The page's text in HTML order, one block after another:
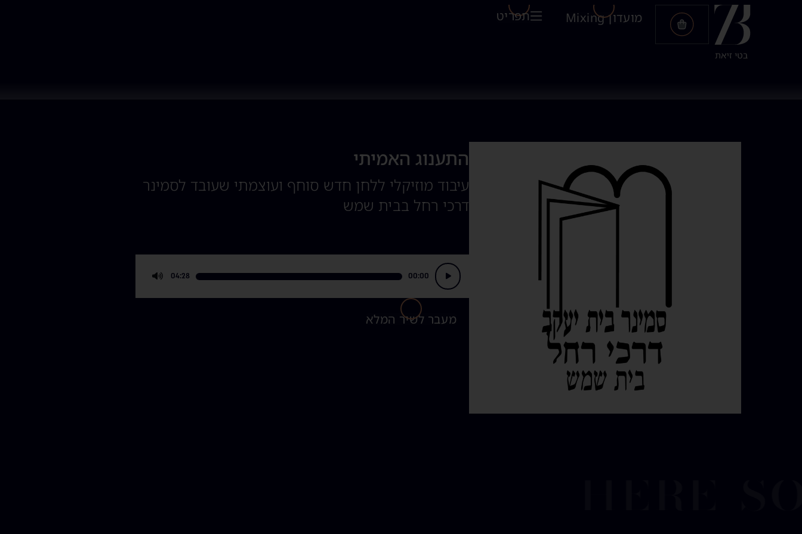
מועדון Mixing תפריט
התענוג האמיתי
עיבוד מוזיקלי ללחן חדש סוחף ועוצמתי שעובד לסמינר
דרכי רחל בבית שמש
נגן
אודיו
00:00
04:28
מעבר לשיר המלא